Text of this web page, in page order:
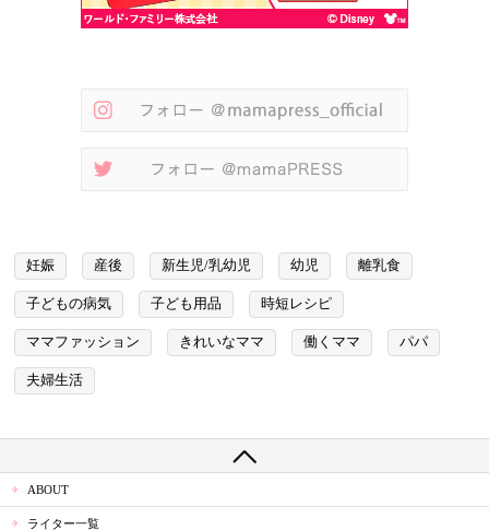
妊娠 産後 新生児/乳幼児 幼児 離乳食
子どもの病気 子ども用品 時短レシピ
ママファッション きれいなママ 働くママ パパ
夫婦生活
ABOUT
ライター一覧